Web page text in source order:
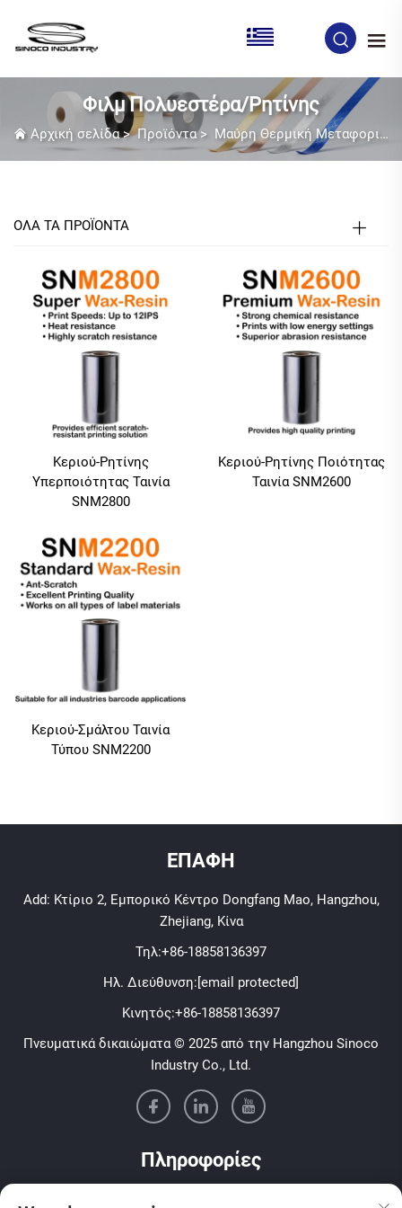
Φιλμ Πολυεστέρα/Ρητίνης
Αρχική σελίδα>Προϊόντα> Μαύρη Θερμική Μεταφορική Ταινία
ΟΛΑ ΤΑ ΠΡΟΪΟΝΤΑ
Κεριού-Ρητίνης
Υπερποιότητας Ταινία
SNM2800
Κεριού-Ρητίνης Ποιότητας
Ταινία SNM2600
Κεριού-Σμάλτου Ταινία
Τύπου SNM2200
ΕΠΑΦΗ
Add: Κτίριο 2, Εμπορικό Κέντρο Dongfang Mao, Hangzhou,
Zhejiang, Κίνα
Τηλ:+86-18858136397
Ηλ. Διεύθυνση:[email protected]
Κινητός:+86-18858136397
Πνευματικά δικαιώματα © 2025 από την Hangzhou Sinoco
Industry Co., Ltd.
Πληροφορίες